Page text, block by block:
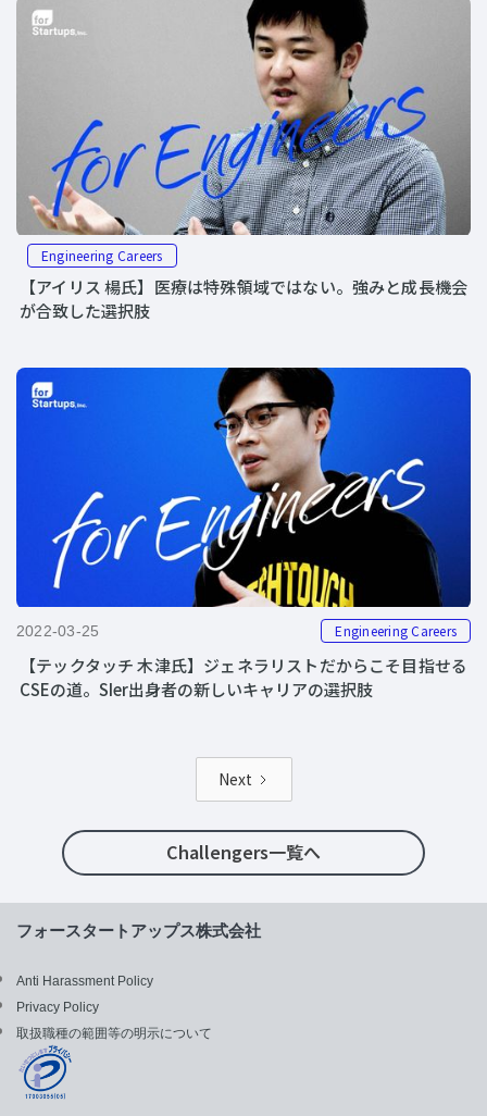
Engineering Careers
【アイリス 楊氏】医療は特殊領域ではない。強みと成長機会
が合致した選択肢
2022-03-25 Engineering Careers
【テックタッチ 木津氏】ジェネラリストだからこそ目指せる
CSEの道。SIer出身者の新しいキャリアの選択肢
Next
Challengers一覧へ
フォースタートアップス株式会社
Anti Harassment Policy
Privacy Policy
取扱職種の範囲等の明示について